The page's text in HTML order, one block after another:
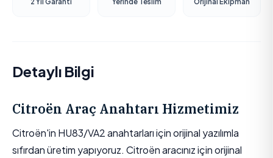
Detaylı Bilgi
Citroën Araç Anahtarı Hizmetimiz
Citroën'in HU83/VA2 anahtarları için orijinal yazılımla
sıfırdan üretim yapıyoruz. Citroën aracınız için orijinal